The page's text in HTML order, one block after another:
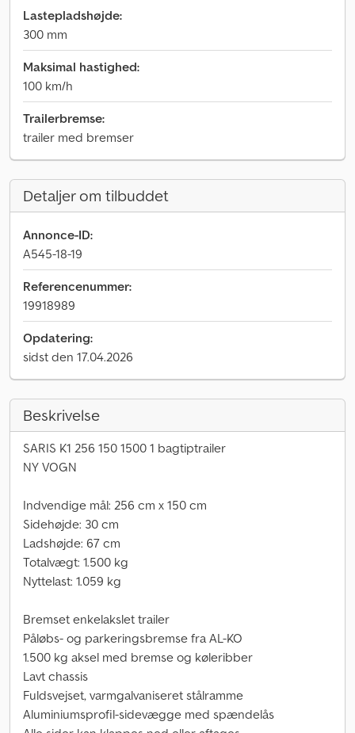
Lastepladshøjde:
300 mm
Maksimal hastighed:
100 km/h
Trailerbremse:
trailer med bremser
Detaljer om tilbuddet
Annonce-ID:
A545-18-19
Referencenummer:
19918989
Opdatering:
sidst den 17.04.2026
Beskrivelse
SARIS K1 256 150 1500 1 bagtiptrailer
NY VOGN
Indvendige mål: 256 cm x 150 cm
Sidehøjde: 30 cm
Ladshøjde: 67 cm
Totalvægt: 1.500 kg
Nyttelast: 1.059 kg
Bremset enkelakslet trailer
Påløbs- og parkeringsbremse fra AL-KO
1.500 kg aksel med bremse og køleribber
Lavt chassis
Fuldsvejset, varmgalvaniseret stålramme
Aluminiumsprofil-sidevægge med spændelås